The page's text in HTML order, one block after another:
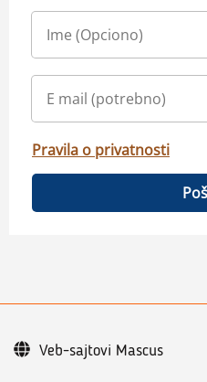
Pravila o privatnosti
Veb-sajtovi Mascus